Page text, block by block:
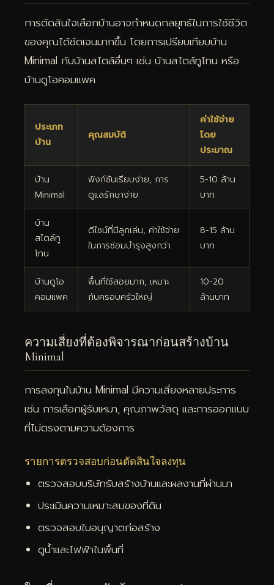
การตัดสินใจเลือกบ้านอาจกำหนดกลยุทธ์ในการใช้ชีวิต
ของคุณได้ชัดเจนมากขึ้น โดยการเปรียบเทียบบ้าน
Minimal กับบ้านสไตล์อื่นๆ เช่น บ้านสไตล์ทูโทน หรือ
บ้านดูโอคอมแพค
ประเภท
บ้าน
คุณสมบัติ
ค่าใช้จ่าย
โดย
ประมาณ
บ้าน
Minimal
ฟังก์ชันเรียบง่าย, การ
ดูแลรักษาง่าย
5-10 ล้าน
บาท
บ้าน
สไตล์ทู
โทน
ดีไซน์ที่มีลูกเล่น, ค่าใช้จ่าย
ในการซ่อมบำรุงสูงกว่า
8-15 ล้าน
บาท
บ้านดูโอ
คอมแพค
พื้นที่ใช้สอยมาก, เหมาะ
กับครอบครัวใหญ่
10-20
ล้านบาท
ความเสี่ยงที่ต้องพิจารณาก่อนสร้างบ้าน
Minimal
การลงทุนในบ้าน Minimal มีความเสี่ยงหลายประการ
เช่น การเลือกผู้รับเหมา, คุณภาพวัสดุ และการออกแบบ
ที่ไม่ตรงตามความต้องการ
รายการตรวจสอบก่อนตัดสินใจลงทุน
ตรวจสอบบริษัทรับสร้างบ้านและผลงานที่ผ่านมา
ประเมินความเหมาะสมของที่ดิน
ตรวจสอบใบอนุญาตก่อสร้าง
ดูน้ำและไฟฟ้าในพื้นที่